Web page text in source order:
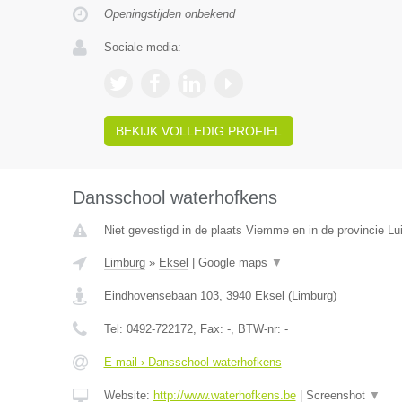
Openingstijden onbekend
Sociale media:
BEKIJK VOLLEDIG PROFIEL
Dansschool waterhofkens
Niet gevestigd in de plaats Viemme en in de provincie
Limburg» Eksel Google maps ▼
Eindhovensebaan 103, 3940 Eksel (Limburg)
Tel: 0492-722172, Fax: -, BTW-nr: -
E-mail › Dansschool waterhofkens
Website: http://www.waterhofkens.be| Screenshot ▼